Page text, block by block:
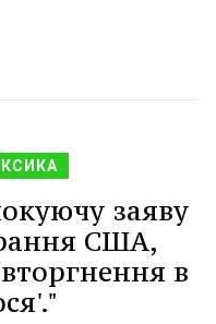
заяву
США,
в